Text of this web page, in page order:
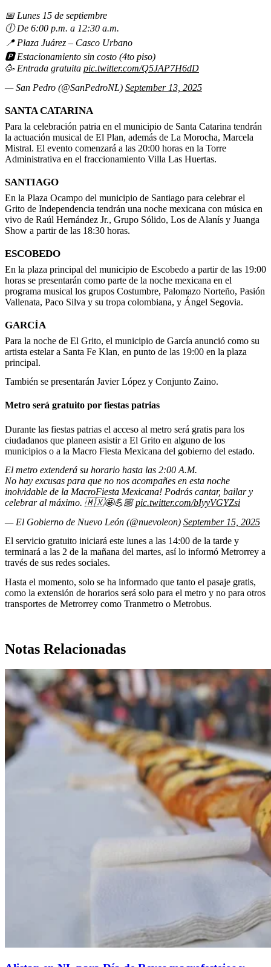
📅 Lunes 15 de septiembre
🕕 De 6:00 p.m. a 12:30 a.m.
📍 Plaza Juárez – Casco Urbano
🅿️ Estacionamiento sin costo (4to piso)
🥳 Entrada gratuita pic.twitter.com/Q5JAP7H6dD
— San Pedro (@SanPedroNL) September 13, 2025
SANTA CATARINA
Para la celebración patria en el municipio de Santa Catarina tendrán
la actuación musical de El Plan, además de La Morocha, Marcela
Mistral. El evento comenzará a las 20:00 horas en la Torre
Administrativa en el fraccionamiento Villa Las Huertas.
SANTIAGO
En la Plaza Ocampo del municipio de Santiago para celebrar el
Grito de Independencia tendrán una noche mexicana con música en
vivo de Raúl Hernández Jr., Grupo Sólido, Los de Alanís y Juanga
Show a partir de las 18:30 horas.
ESCOBEDO
En la plaza principal del municipio de Escobedo a partir de las 19:00
horas se presentarán como parte de la noche mexicana en el
programa musical los grupos Costumbre, Palomazo Norteño, Pasión
Vallenata, Paco Silva y su tropa colombiana, y Ángel Segovia.
GARCÍA
Para la noche de El Grito, el municipio de García anunció como su
artista estelar a Santa Fe Klan, en punto de las 19:00 en la plaza
principal.
También se presentarán Javier López y Conjunto Zaino.
Metro será gratuito por fiestas patrias
Durante las fiestas patrias el acceso al metro será gratis para los
ciudadanos que planeen asistir a El Grito en alguno de los
municipios o a la Macro Fiesta Mexicana del gobierno del estado.
El metro extenderá su horario hasta las 2:00 A.M.
No hay excusas para que no nos acompañes en esta noche
inolvidable de la MacroFiesta Mexicana! Podrás cantar, bailar y
celebrar al máximo. 🇲🇽🤩💪🏼pic.twitter.com/bIyyVGYZsi
— El Gobierno de Nuevo León (@nuevoleon) September 15, 2025
El servicio gratuito iniciará este lunes a las 14:00 de la tarde y
terminará a las 2 de la mañana del martes, así lo informó Metrorrey a
través de sus redes sociales.
Hasta el momento, solo se ha informado que tanto el pasaje gratis,
como la extensión de horarios será solo para el metro y no para otros
transportes de Metrorrey como Tranmetro o Metrobus.
Notas Relacionadas